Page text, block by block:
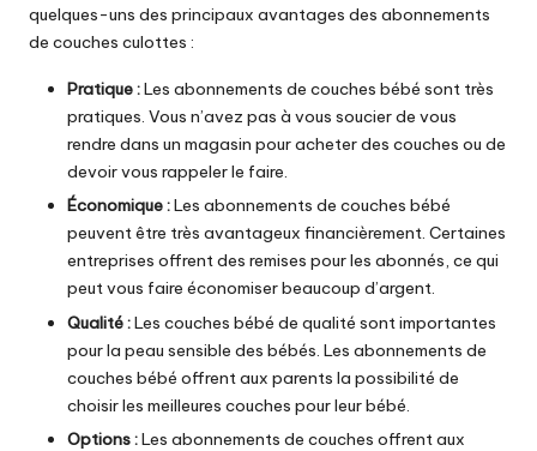
quelques-uns des principaux avantages des abonnements
de couches culottes :
Pratique :Les abonnements de couches bébé sont très
pratiques. Vous n’avez pas à vous soucier de vous
rendre dans un magasin pour acheter des couches ou de
devoir vous rappeler le faire.
Économique :Les abonnements de couches bébé
peuvent être très avantageux financièrement. Certaines
entreprises offrent des remises pour les abonnés, ce qui
peut vous faire économiser beaucoup d’argent.
Qualité :Les couches bébé de qualité sont importantes
pour la peau sensible des bébés. Les abonnements de
couches bébé offrent aux parents la possibilité de
choisir les meilleures couches pour leur bébé.
Options :Les abonnements de couches offrent aux